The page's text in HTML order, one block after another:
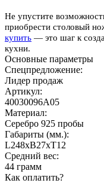
Не упустите
приобрести столовый
купить — это шаг к
кухни.
Основные параметры
Спецпредложение:
Лидер продаж
Артикул:
40030096А05
Материал:
Серебро 925 пробы
Габариты (мм.):
L248хB27хT12
Средний вес:
44 грамм
Как оплатить?